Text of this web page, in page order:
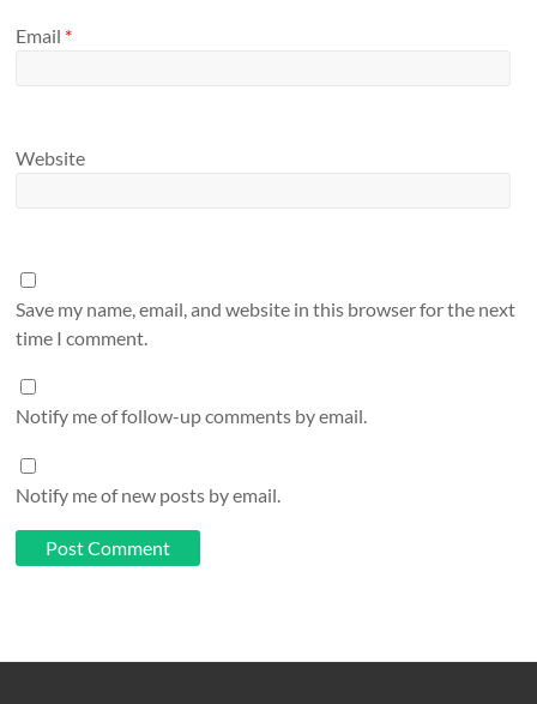
Email *
Website
Save my name, email, and website in this browser for the next
time I comment.
Notify me of follow-up comments by email.
Notify me of new posts by email.